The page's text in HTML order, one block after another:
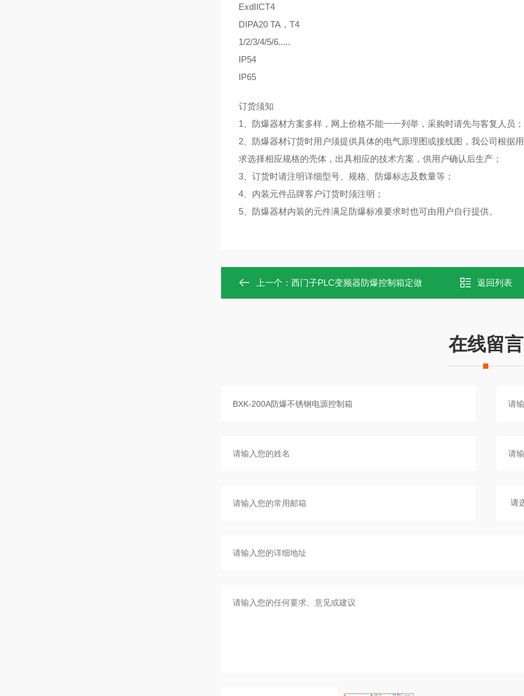
ExdIICT4
DIPA20 TA，T4
1/2/3/4/5/6.....
IP54
IP65
订货须知
1、防爆器材方案多样，网上价格不能一一列举，采购时请先与客复人员；
2、防爆器材订货时用户须提供具体的电气原理图或接线图，我公司根据
求选择相应规格的壳体，出具相应的技术方案，供用户确认后生产；
3、订货时请注明详细型号、规格、防爆标志及数量等；
4、内装元件品牌客户订货时须注明；
5、防爆器材内装的元件满足防爆标准要求时也可由用户自行提供。
上一个： 西门子PLC变频器防爆控制箱定做 返回列表
在线留言